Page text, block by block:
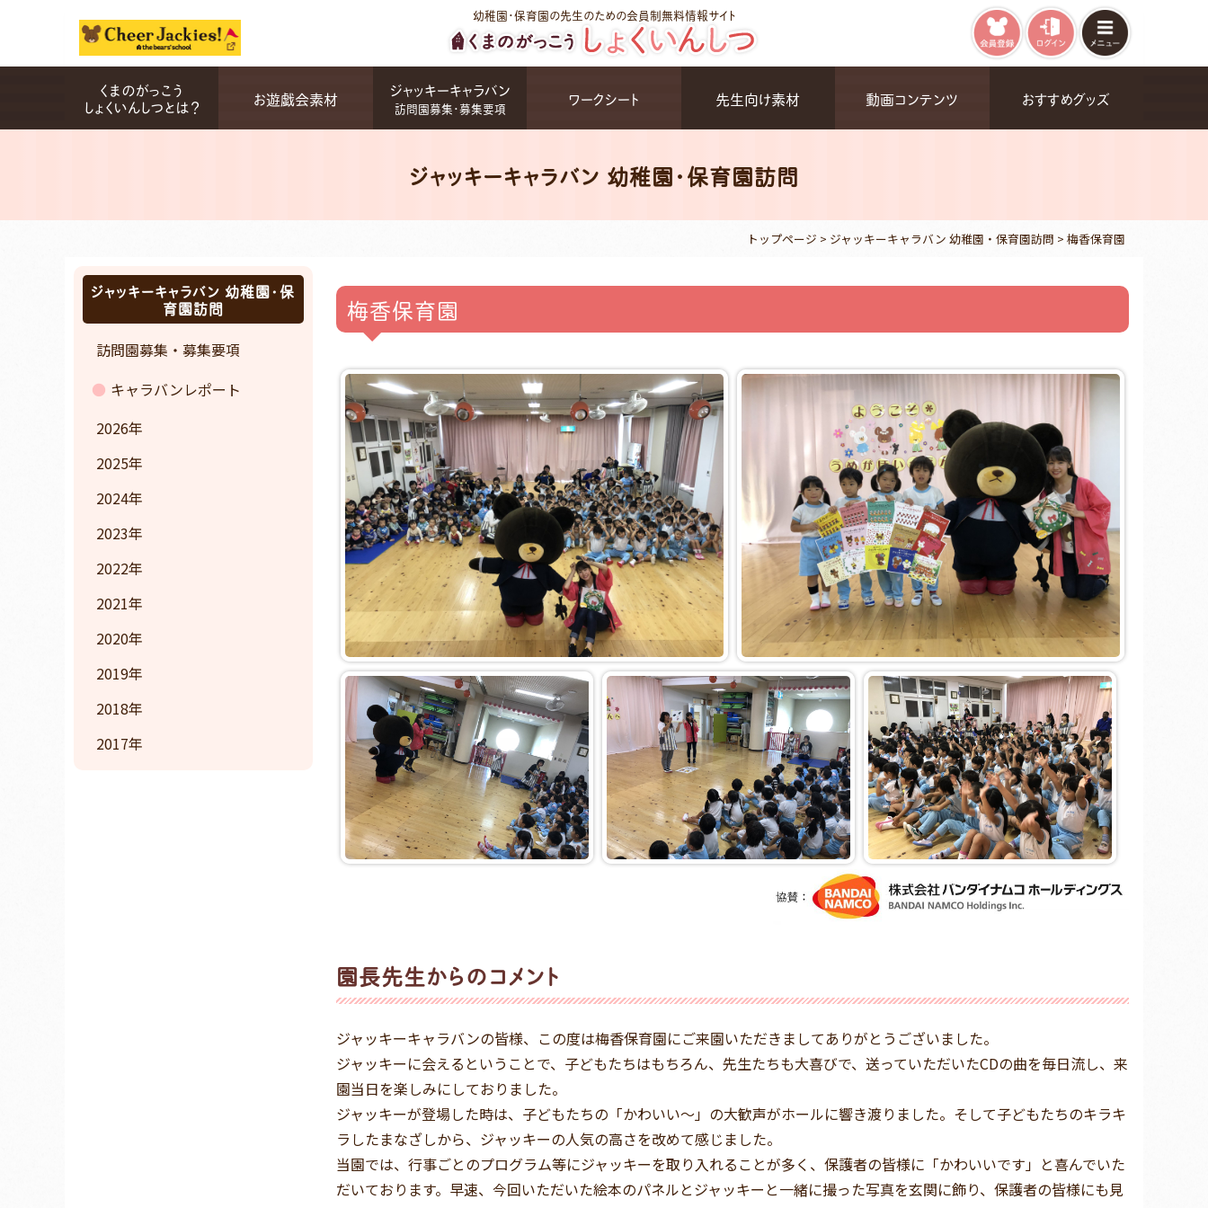
幼稚園・保育園の先生のための会員制無料情報サイト
くまのがっこう
しょくいんしつとは？ お遊戯会素材 ジャッキーキャラバン
訪問園募集・募集要項 ワークシート 先生向け素材 動画コンテンツ おすすめグッズ
ジャッキーキャラバン 幼稚園・保育園訪問
トップページ > ジャッキーキャラバン 幼稚園・保育園訪問 > 梅香保育園
梅香保育園
園長先生からのコメント
ジャッキーキャラバンの皆様、この度は梅香保育園にご来園いただきましてありがとうございました。
ジャッキーに会えるということで、子どもたちはもちろん、先生たちも大喜びで、送っていただいたCDの曲を毎日流し、来
園当日を楽しみにしておりました。
ジャッキーが登場した時は、子どもたちの「かわいい～」の大歓声がホールに響き渡りました。そして子どもたちのキラキ
ラしたまなざしから、ジャッキーの人気の高さを改めて感じました。
当園では、行事ごとのプログラム等にジャッキーを取り入れることが多く、保護者の皆様に「かわいいです」と喜んでいた
だいております。早速、今回いただいた絵本のパネルとジャッキーと一緒に撮った写真を玄関に飾り、保護者の皆様にも見
ジャッキーキャラバン 幼稚園・保
育園訪問
訪問園募集・募集要項
キャラバンレポート
2026
2025
2024
2023
2022
2021
2020
2019
2018
2017